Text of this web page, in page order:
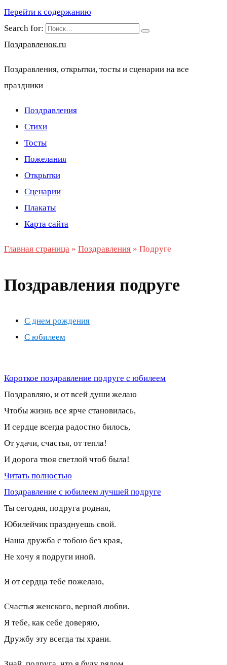
Перейти к содержанию
Search for:
Поздравленок.ru
Поздравления, открытки, тосты и сценарии на все
праздники
Поздравления
Стихи
Тосты
Пожелания
Открытки
Сценарии
Плакаты
Карта сайта
Главная страница » Поздравления » Подруге
Поздравления подруге
С днем рождения
С юбилеем
Короткое поздравление подруге с юбилеем
Поздравляю, и от всей души желаю
Чтобы жизнь все ярче становилась,
И сердце всегда радостно билось,
От удачи, счастья, от тепла!
И дорога твоя светлой чтоб была!
Читать полностью
Поздравление с юбилеем лучшей подруге
Ты сегодня, подруга родная,
Юбилейчик празднуешь свой.
Наша дружба с тобою без края,
Не хочу я подруги иной.
Я от сердца тебе пожелаю,
Счастья женского, верной любви.
Я тебе, как себе доверяю,
Дружбу эту всегда ты храни.